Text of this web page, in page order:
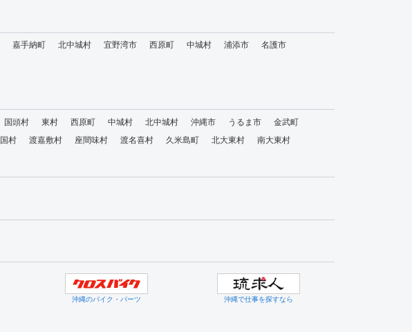
嘉手納町 北中城村 宜野湾市 西原町 中城村 浦添市
名護市
国頭村 東村 西原町 中城村 北中城村 沖縄市 うるま市
金武町
村 渡嘉敷村 座間味村 渡名喜村 久米島町 北大東村
南大東村
沖縄のバイク・パーツ 沖縄で仕事を探すなら